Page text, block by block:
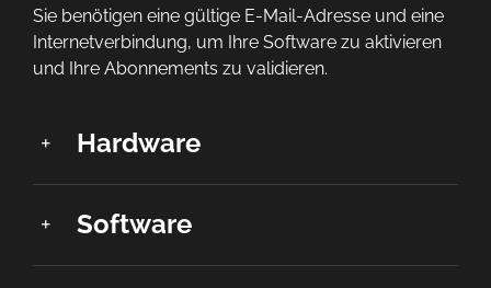
Sie benötigen eine gültige E-Mail-Adresse und eine
Internetverbindung, um Ihre Software zu aktivieren
und Ihre Abonnements zu validieren.
Hardware
Software